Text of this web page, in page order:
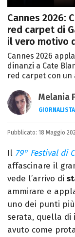
Cannes 2026:
red carpet di
il vero motivo
Cannes 2026
dinanzi a Cate
red carpet con un
Melania
GIORNALISTA
serie.
Pubblicato: 18 Maggio
Il 79° Festival di
affascinare il
vede l’arrivo di
ammirare e
uno dei punti
serata, quella di
avuto come